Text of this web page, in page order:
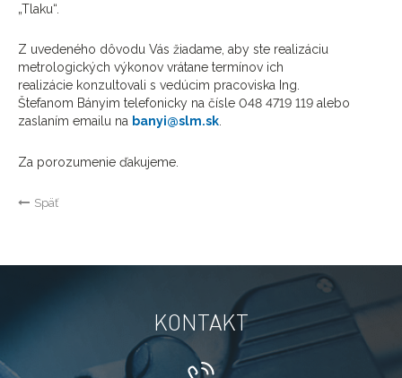
„Tlaku“.
Z uvedeného dôvodu Vás žiadame, aby ste realizáciu
metrologických výkonov vrátane termínov ich
realizácie konzultovali s vedúcim pracoviska Ing.
Štefanom Bányim telefonicky na čísle 048 4719 119 alebo
zaslaním emailu na banyi@slm.sk.
Za porozumenie ďakujeme.
Späť
KONTAKT